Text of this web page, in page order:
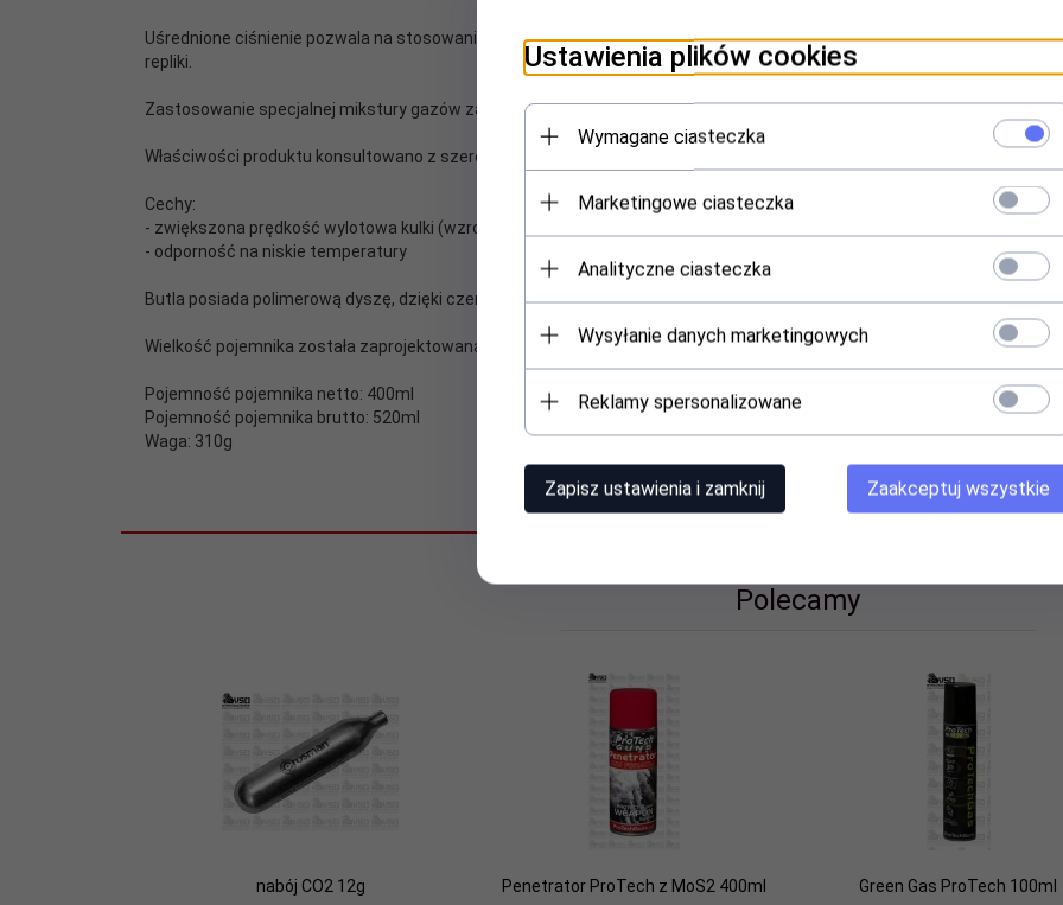
Uśrednione ciśnienie pozwala na stosowanie go we wszystkich replikach bez obawy o ich uszkodzenie. Zawiera olejek
repliki.
Zastosowanie specjalnej mikstury gazów zapewnia silne, stabilne strzały nawet w niskich temperaturach (do 0'C).
Właściwości produktu konsultowano z szerokim gronem graczy oraz profesjonalistów.
Cechy:
- zwiększona prędkość wylotowa kulki (wzrost do 20 fps)
- odporność na niskie temperatury
Butla posiada polimerową dyszę, dzięki czemu nie ma ryzyka uszkodzenia zaworu podczas napełniania magazynka.
Wielkość pojemnika została zaprojektowana tak, by mieścił się on do większości ładownic typu „radio pouch” i
Pojemność pojemnika netto: 400ml
Pojemność pojemnika brutto: 520ml
Waga: 310g
Polecamy
nabój CO2 12g Penetrator ProTech z MoS2 400ml Green Gas ProTech 100ml
Ustawienia plików cookies
Wymagane ciasteczka
Marketingowe ciasteczka
Analityczne ciasteczka
Wysyłanie danych marketingowych
Reklamy spersonalizowane
Zapisz ustawienia i zamknij Zaakceptuj wszystkie